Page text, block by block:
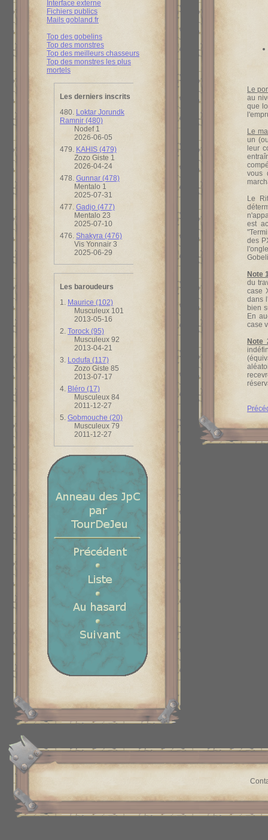
Interface externe
Fichiers publics
Mails gobland.fr
Top des gobelins
Top des monstres
Top des meilleurs chasseurs
Top des monstres les plus
mortels
Les derniers inscrits
480. Loktar Jorundk
Ramnir (480)
Nodef 1
2026-06-05
479. KAHIS (479)
Zozo Giste 1
2026-04-24
478. Gunnar (478)
Mentalo 1
2025-07-31
477. Gadjo (477)
Mentalo 23
2025-07-10
476. Shakyra (476)
Vis Yonnair 3
2025-06-29
Les baroudeurs
1. Maurice (102)
Musculeux 101
2013-05-16
2. Torock (95)
Musculeux 92
2013-04-21
3. Lodufa (117)
Zozo Giste 85
2013-07-17
4. Bléro (17)
Musculeux 84
2011-12-27
5. Gobmouche (20)
Musculeux 79
2011-12-27
Le
au
que
Le
un
leur
vous
Le
est
des
Note
du
case
dans
bien
En
case
Note